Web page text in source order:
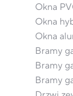
TU
Okna
Okna
Okna
Bramy
Bramy
Bramy